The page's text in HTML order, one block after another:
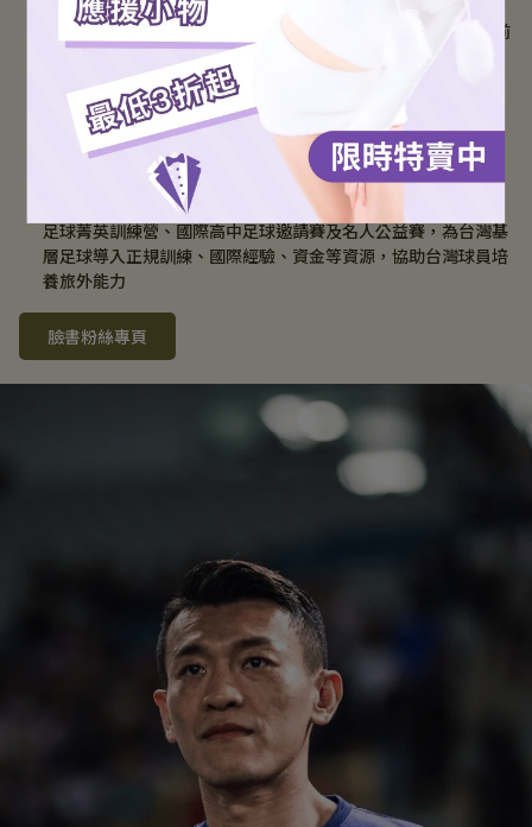
2020 轉會至中甲長春亞泰，並帶領球隊衝超成功
目前效力於中國足球甲級聯賽 - 青島西海岸，位置為中場、前
品牌合作
Adidas / 昇恆昌 / KELME / 凱基銀行 / GA 黃金甲等
2017 成立「陳柏良足球公益信託」、每年舉辦 BE HEROES
足球菁英訓練營、國際高中足球邀請賽及名人公益賽，為台灣基
層足球導入正規訓練、國際經驗、資金等資源，協助台灣球員培
養旅外能力
臉書粉絲專頁